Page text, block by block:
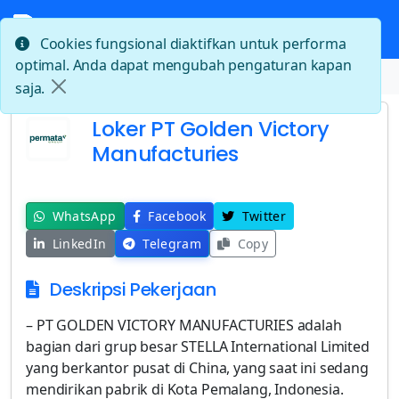
Beranda Loker PT Golden Victory Manufacturies
Loker PT Golden Victory
Manufacturies
WhatsApp Facebook
Twitter
LinkedIn
Telegram Copy
Deskripsi Pekerjaan
– PT GOLDEN VICTORY MANUFACTURIES adalah
bagian dari grup besar STELLA International Limited
yang berkantor pusat di China, yang saat ini sedang
mendirikan pabrik di Kota Pemalang, Indonesia.
Cookies fungsional diaktifkan untuk performa
optimal. Anda dapat mengubah pengaturan kapan
saja.